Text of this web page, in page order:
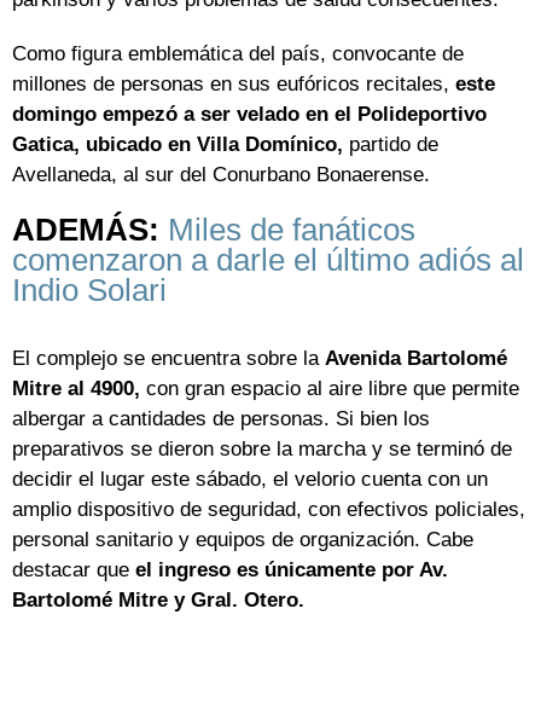
Como figura emblemática del país, convocante de
millones de personas en sus eufóricos recitales, este
domingo empezó a ser velado en el Polideportivo
Gatica, ubicado en Villa Domínico, partido de
Avellaneda, al sur del Conurbano Bonaerense.
ADEMÁS: Miles de fanáticos
comenzaron a darle el último adiós al
Indio Solari
El complejo se encuentra sobre la Avenida Bartolomé
Mitre al 4900, con gran espacio al aire libre que permite
albergar a cantidades de personas. Si bien los
preparativos se dieron sobre la marcha y se terminó de
decidir el lugar este sábado, el velorio cuenta con un
amplio dispositivo de seguridad, con efectivos policiales,
personal sanitario y equipos de organización. Cabe
destacar que el ingreso es únicamente por Av.
Bartolomé Mitre y Gral. Otero.